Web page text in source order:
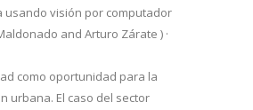
usando visión por computador
and Arturo Zárate ) ·
como oportunidad para la
urbana. El caso del sector